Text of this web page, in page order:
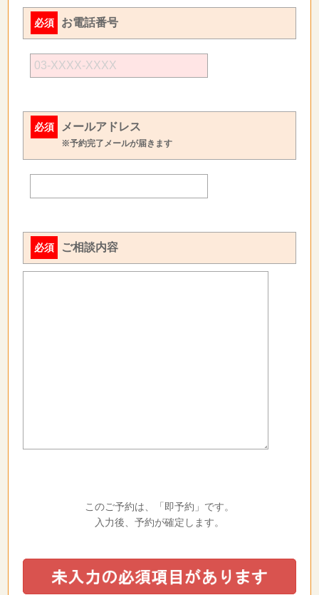
必須 お電話番号
必須 メールアドレス
※予約完了メールが届きます
必須 ご相談内容
このご予約は、「即予約」です。
入力後、予約が確定します。